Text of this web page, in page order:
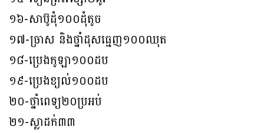
១៦-សាប៊ូដុំ១០០ដុំតូច
១៧-ច្រាស និងថ្នាំដុសធ្មេញ១០០ឈុត
១៨-ប្រេងកូឡា១០០ដប
១៩-ប្រេងខ្យល់១០០ដប
២០-ថ្នាំពេទ្យ២០ប្រអប់
២១-ស្លាដក់៣៣